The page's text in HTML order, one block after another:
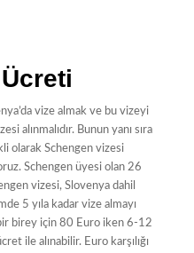
vize almak ve bu vizeyi
alınmalıdır. Bunun yanı sıra
olarak Schengen vizesi
Schengen üyesi olan 26
vizesi, Slovenya dahil
5 yıla kadar vize almayı
birey için 80 Euro iken 6-12
ile alınabilir. Euro karşılığı